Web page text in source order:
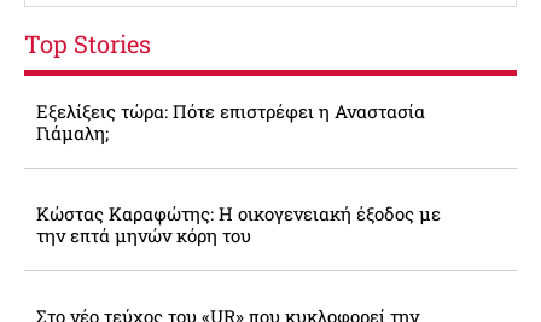
Top Stories
Εξελίξεις τώρα: Πότε επιστρέφει η Αναστασία
Γιάμαλη;
Κώστας Καραφώτης: Η οικογενειακή έξοδος με
την επτά μηνών κόρη του
Στο νέο τεύχος του «UR» που κυκλοφορεί την